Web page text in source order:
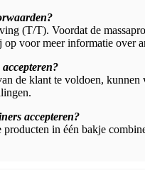
(T/T). Voordat de
voor meer informatie over
de klant te voldoen,
accepteren?
in één bakje